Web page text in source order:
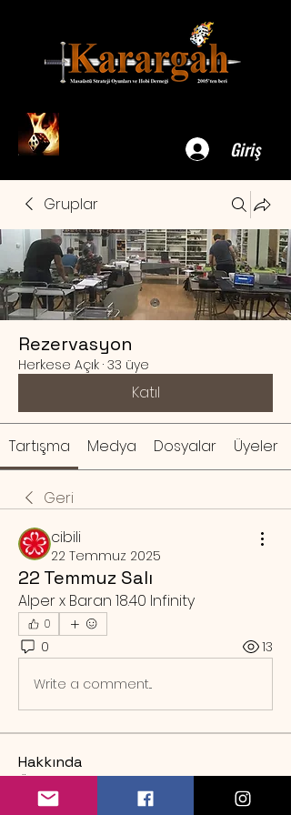
Giriş
Gruplar
Rezervasyon
Herkese Açık · 33 üye
Katıl
Tartışma Medya Dosyalar Üyeler
Geri
cibili
22 Temmuz 2025
22 Temmuz Salı
Alper x Baran 18.40 Infinity
0
0 13
Write a comment...
Hakkında
Örnek rezervasyon mesajı Sa...
Devamını oku